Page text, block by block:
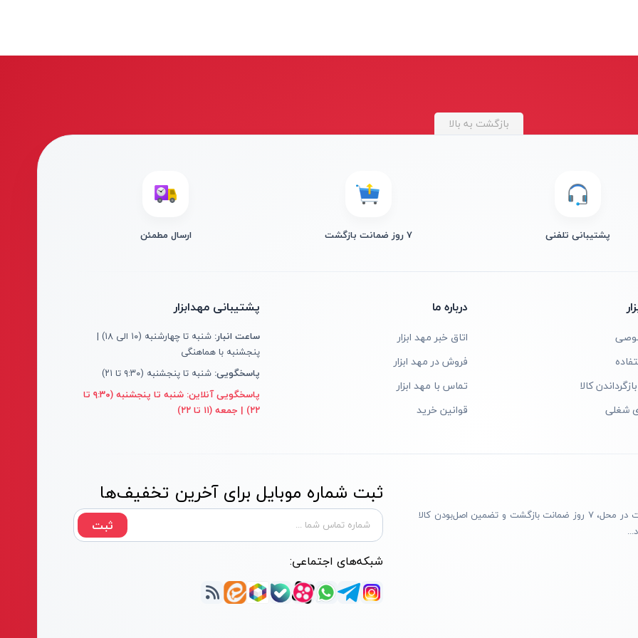
بازگشت به بالا
پشتیبانی تلفنی ۷ روز ضمانت بازگشت ارسال مطمئن
کالا
شغلی
درباره ما
اتاق خبر مهد ابزار
فروش در مهد ابزار
تماس با مهد ابزار
قوانین خرید
پشتیبانی مهدابزار
ساعت انبار:
شنبه تا چهارشنبه (۱۰ الی ۱۸) |
پنجشنبه با هماهنگی
پاسخگویی: شنبه تا پنجشنبه (۹:۳۰ تا ۲۱)
پاسخگویی آنلاین:
شنبه تا پنجشنبه (۹:۳۰ تا
۲۲) | جمعه (۱۱ تا ۲۲)
مهد ابزار با بیش از یک دهه تجربه، با پایبندی به سه اصل پرداخت در محل، ۷ روز ضمانت بازگشت و تضمین اصل‌بودن کالا
ثبت شماره موبایل برای آخرین تخفیف‌ها
ثبت
شبکه‌های اجتماعی: